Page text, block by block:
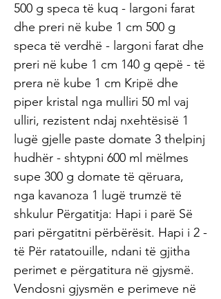
500 g speca të kuq - largoni farat
dhe preri në kube 1 cm 500 g
speca të verdhë - largoni farat dhe
preri në kube 1 cm 140 g qepë - të
prera në kube 1 cm Kripë dhe
piper kristal nga mulliri 50 ml vaj
ulliri, rezistent ndaj nxehtësisë 1
lugë gjelle paste domate 3 thelpinj
hudhër - shtypni 600 ml mëlmes
supe 300 g domate të qëruara,
nga kavanoza 1 lugë trumzë të
shkulur Përgatitja: Hapi i parë Së
pari përgatitni përbërësit. Hapi i 2 -
të Për ratatouille, ndani të gjitha
perimet e përgatitura në gjysmë.
Vendosni gjysmën e perimeve në